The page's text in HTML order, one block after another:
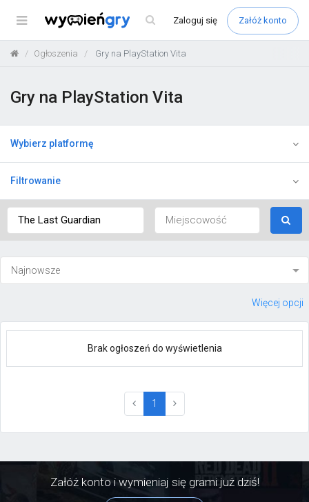
Menu Zaloguj się Załóż konto
Ogłoszenia Gry na PlayStation Vita
Gry na PlayStation Vita
Wybierz platformę
Filtrowanie
Więcej opcji
Brak ogłoszeń do wyświetlenia
1 (current)
Załóż konto i wymieniaj się grami już dziś!